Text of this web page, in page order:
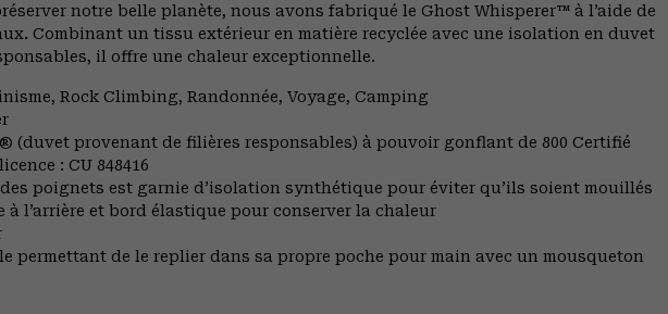
notre belle planète, nous avons fabriqué le Ghost Whisperer™ à l’aide de
Combinant un tissu extérieur en matière recyclée avec une isolation en duvet
il offre une chaleur exceptionnelle.
Rock Climbing, Randonnée, Voyage, Camping
(duvet provenant de filières responsables) à pouvoir gonflant de 800 Certifié
: CU 848416
poignets est garnie d’isolation synthétique pour éviter qu’ils soient mouillés
l’arrière et bord élastique pour conserver la chaleur
permettant de le replier dans sa propre poche pour main avec un mousqueton